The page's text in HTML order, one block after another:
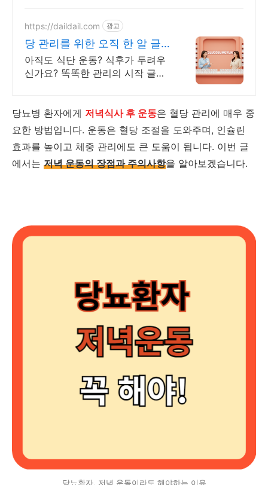
https://daildail.com 광고
당 관리를 위한 오직 한 알 글루
코섬균
아직도 식단 운동? 식후가 두려우
신가요? 똑똑한 관리의 시작 글루
당뇨병 환자에게 저녁식사 후 운동은 혈당 관리에 매우 중
요한 방법입니다. 운동은 혈당 조절을 도와주며, 인슐린
효과를 높이고 체중 관리에도 큰 도움이 됩니다. 이번 글
에서는 저녁 운동의 장점과 주의사항을 알아보겠습니다.
당뇨환자, 저녁 운동이라도 해야하는 이유